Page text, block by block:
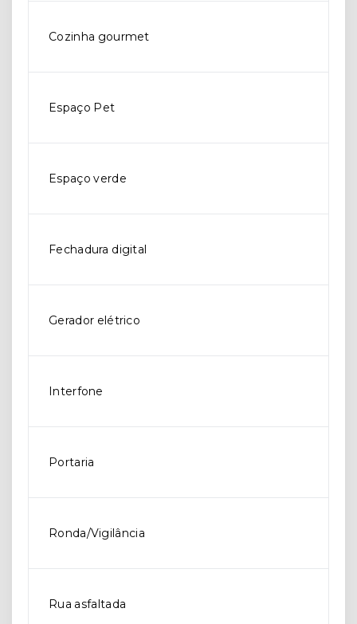
Cozinha gourmet
Espaço Pet
Espaço verde
Fechadura digital
Gerador elétrico
Interfone
Portaria
Ronda/Vigilância
Rua asfaltada